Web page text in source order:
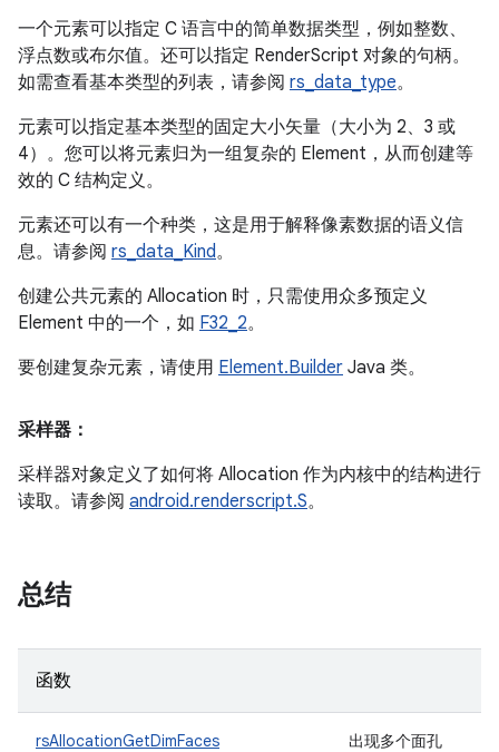
一个元素可以指定 C 语言中的简单数据类型，例如整数、
浮点数或布尔值。还可以指定 RenderScript 对象的句柄。
如需查看基本类型的列表，请参阅 rs_data_type。
元素可以指定基本类型的固定大小矢量（大小为 2、3 或
4）。您可以将元素归为一组复杂的 Element，从而创建等
效的 C 结构定义。
元素还可以有一个种类，这是用于解释像素数据的语义信
息。请参阅 rs_data_Kind。
创建公共元素的 Allocation 时，只需使用众多预定义
Element 中的一个，如 F32_2。
要创建复杂元素，请使用 Element.Builder Java 类。
采样器：
采样器对象定义了如何将 Allocation 作为内核中的结构进行
读取。请参阅 android.renderscript.S。
总结
函数
rsAllocationGetDimFaces 出现多个面孔